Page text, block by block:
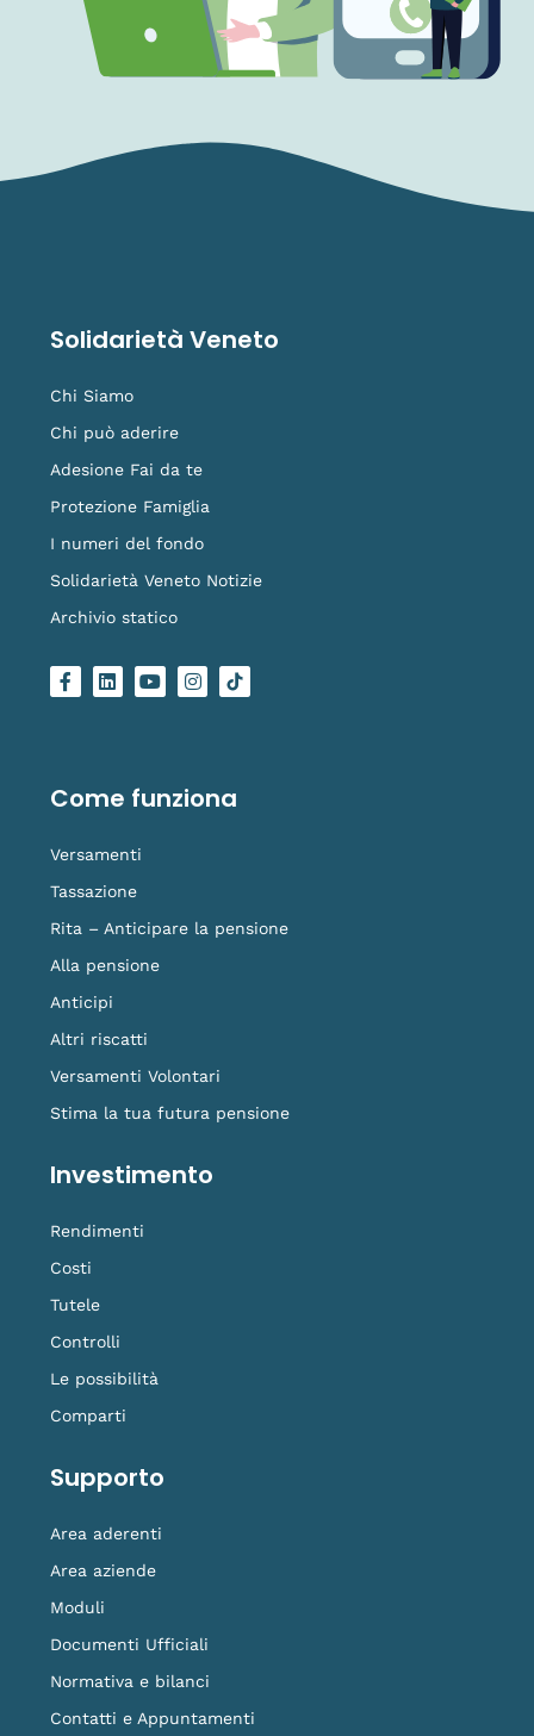
Solidarietà Veneto
Chi Siamo
Chi può aderire
Adesione Fai da te
Protezione Famiglia
I numeri del fondo
Solidarietà Veneto Notizie
Archivio statico
F
a
o
k
L
i
i
n
Y
o
e
I
n
r
a
L
o
i
k
Come funziona
Versamenti
Tassazione
Rita – Anticipare la pensione
Alla pensione
Anticipi
Altri riscatti
Versamenti Volontari
Stima la tua futura pensione
Investimento
Rendimenti
Costi
Tutele
Controlli
Le possibilità
Comparti
Supporto
Area aderenti
Area aziende
Moduli
Documenti Ufficiali
Normativa e bilanci
Contatti e Appuntamenti